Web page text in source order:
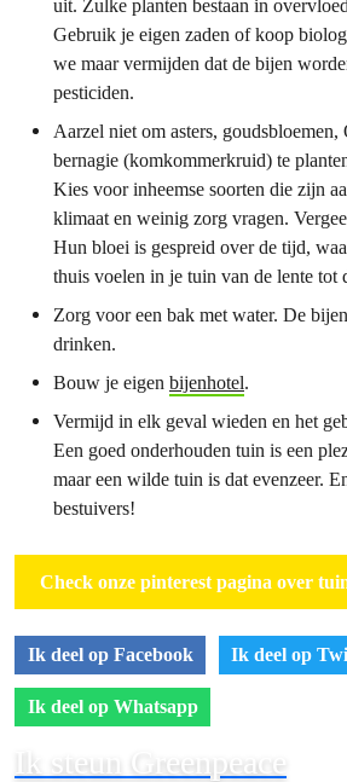
uit. Zulke planten bestaan in
Gebruik je eigen zaden of koop
we maar vermijden dat de bijen
pesticiden.
Aarzel niet om asters,
bernagie (komkommerkruid) te
Kies voor inheemse soorten die zijn
klimaat en weinig zorg vragen.
Hun bloei is gespreid over de tijd,
thuis voelen in je tuin van de lente tot
Zorg voor een bak met water. De
drinken.
Bouw je eigen bijenhotel.
Vermijd in elk geval wieden en het
Een goed onderhouden tuin is een
maar een wilde tuin is dat evenzeer.
bestuivers!
Check onze pinterest pagina over
Ik deel op Facebook Ik deel op
Ik deel op Whatsapp
Ik steun Greenpeace